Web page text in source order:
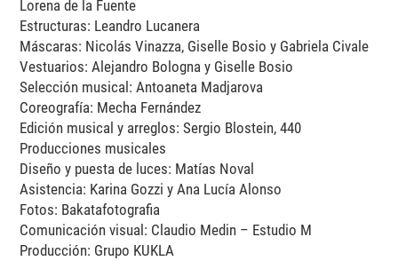
Lorena de la Fuente
Estructuras: Leandro Lucanera
Máscaras: Nicolás Vinazza, Giselle Bosio y Gabriela Civale
Vestuarios: Alejandro Bologna y Giselle Bosio
Selección musical: Antoaneta Madjarova
Coreografía: Mecha Fernández
Edición musical y arreglos: Sergio Blostein, 440
Producciones musicales
Diseño y puesta de luces: Matías Noval
Asistencia: Karina Gozzi y Ana Lucía Alonso
Fotos: Bakatafotografia
Comunicación visual: Claudio Medin – Estudio M
Producción: Grupo KUKLA